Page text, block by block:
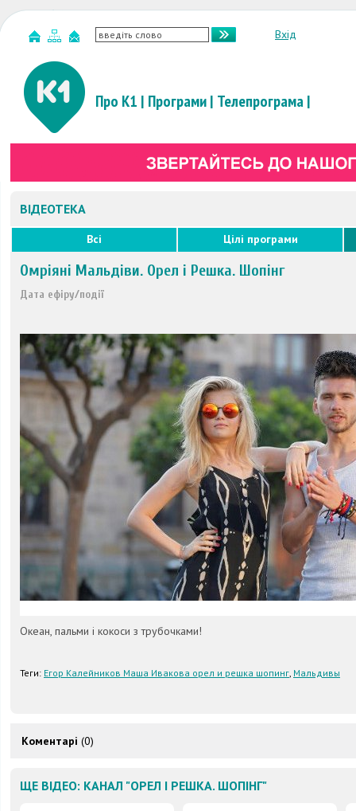
Вхід
Про К1 | Програми| Телепрограма|
ВІДЕОТЕКА
Всі Цілі програми
Омріяні Мальдіви. Орел і Решка. Шопінг
Дата ефіру/події
Океан, пальми і кокоси з трубочками!
Теги: Егор Калейников Маша Ивакова орел и решка шопинг, Мальдивы
Коментарі (0)
ЩЕ ВІДЕО: КАНАЛ "ОРЕЛ І РЕШКА. ШОПІНГ"